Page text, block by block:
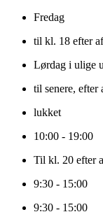
Fredag
til kl. 18 efter
Lørdag i ulige
til senere, efter
lukket
10:00 - 19:00
Til kl. 20 efter
9:30 - 15:00
9:30 - 15:00